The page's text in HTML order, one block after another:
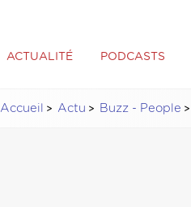
ACTUALITÉ PODCASTS
Accueil Actu Buzz - People